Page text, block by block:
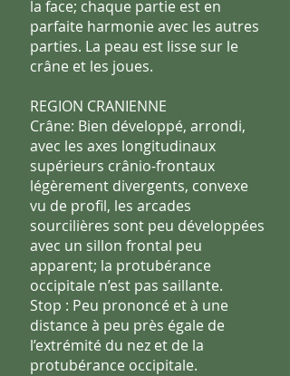
la face; chaque partie est en
parfaite harmonie avec les autres
parties. La peau est lisse sur le
crâne et les joues.
REGION CRANIENNE
Crâne: Bien développé, arrondi,
avec les axes longitudinaux
supérieurs crânio-frontaux
légèrement divergents, convexe
vu de profil, les arcades
sourcilières sont peu développées
avec un sillon frontal peu
apparent; la protubérance
occipitale n’est pas saillante.
Stop : Peu prononcé et à une
distance à peu près égale de
l’extrémité du nez et de la
protubérance occipitale.